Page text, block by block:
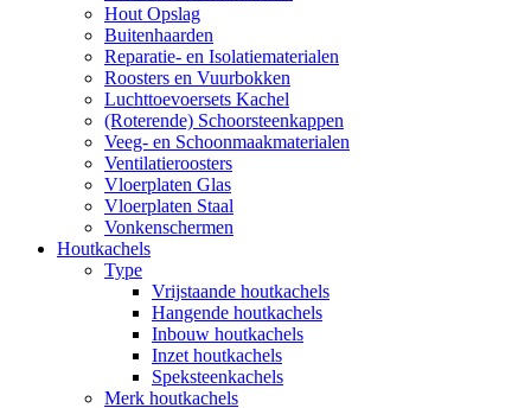
Hout Opslag
Buitenhaarden
Reparatie- en Isolatiematerialen
Roosters en Vuurbokken
Luchttoevoersets Kachel
(Roterende) Schoorsteenkappen
Veeg- en Schoonmaakmaterialen
Ventilatieroosters
Vloerplaten Glas
Vloerplaten Staal
Vonkenschermen
Houtkachels
Type
Vrijstaande houtkachels
Hangende houtkachels
Inbouw houtkachels
Inzet houtkachels
Speksteenkachels
Merk houtkachels